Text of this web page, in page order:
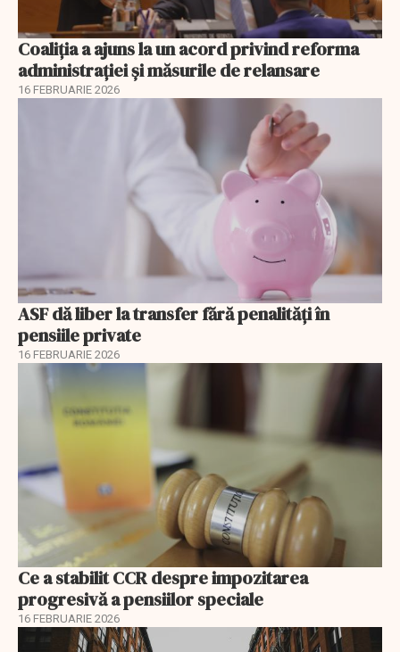
Coaliția a ajuns la un acord privind reforma
administrației și măsurile de relansare
16 FEBRUARIE 2026
ASF dă liber la transfer fără penalități în
pensiile private
16 FEBRUARIE 2026
Ce a stabilit CCR despre impozitarea
progresivă a pensiilor speciale
16 FEBRUARIE 2026